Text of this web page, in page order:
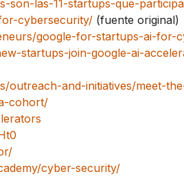
son-las-11-startups-que-
cybersecurity/ (fuente original)
google-for-startups-ai-for-
startups-join-google-ai-
and-initiatives/meet-
cohort/
cyber-security/